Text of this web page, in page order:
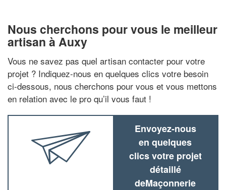
Nous cherchons pour vous le meilleur
artisan à Auxy
Vous ne savez pas quel artisan contacter pour votre
projet ? Indiquez-nous en quelques clics votre besoin
ci-dessous, nous cherchons pour vous et vous mettons
en relation avec le pro qu’il vous faut !
Envoyez-nous
en quelques
clics votre projet
détaillé
deMaçonnerie